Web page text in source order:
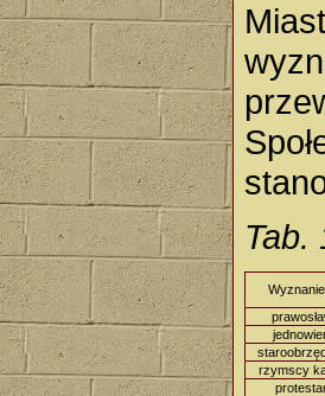
Tab.
rzymscy